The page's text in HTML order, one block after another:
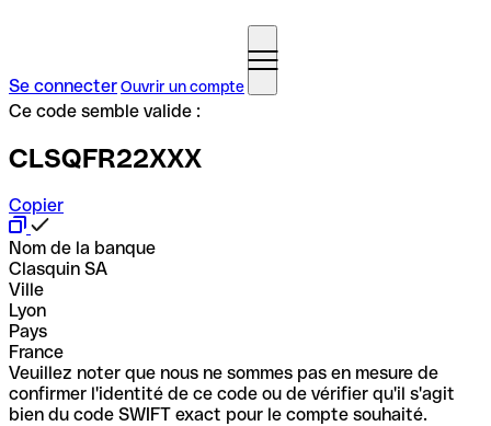
Se connecterOuvrir un compte
Ce code semble valide :
CLSQFR22XXX
Copier
Nom de la banque
Clasquin SA
Ville
Lyon
Pays
France
Veuillez noter que nous ne sommes pas en mesure de
confirmer l'identité de ce code ou de vérifier qu'il s'agit
bien du code SWIFT exact pour le compte souhaité.